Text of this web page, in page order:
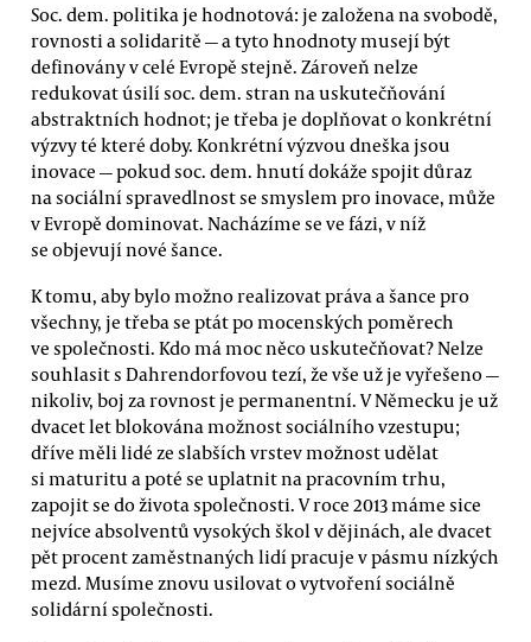
Soc. dem. politika je hodnotová: je založena na svobodě,
rovnosti a solidaritě — a tyto hnodnoty musejí být
definovány v celé Evropě stejně. Zároveň nelze
redukovat úsilí soc. dem. stran na uskutečňování
abstraktních hodnot; je třeba je doplňovat o konkrétní
výzvy té které doby. Konkrétní výzvou dneška jsou
inovace — pokud soc. dem. hnutí dokáže spojit důraz
na sociální spravedlnost se smyslem pro inovace, může
v Evropě dominovat. Nacházíme se ve fázi, v níž
se objevují nové šance.
K tomu, aby bylo možno realizovat práva a šance pro
všechny, je třeba se ptát po mocenských poměrech
ve společnosti. Kdo má moc něco uskutečňovat? Nelze
souhlasit s Dahrendorfovou tezí, že vše už je vyřešeno —
nikoliv, boj za rovnost je permanentní. V Německu je už
dvacet let blokována možnost sociálního vzestupu;
dříve měli lidé ze slabších vrstev možnost udělat
si maturitu a poté se uplatnit na pracovním trhu,
zapojit se do života společnosti. V roce 2013 máme sice
nejvíce absolventů vysokých škol v dějinách, ale dvacet
pět procent zaměstnaných lidí pracuje v pásmu nízkých
mezd. Musíme znovu usilovat o vytvoření sociálně
solidární společnosti.